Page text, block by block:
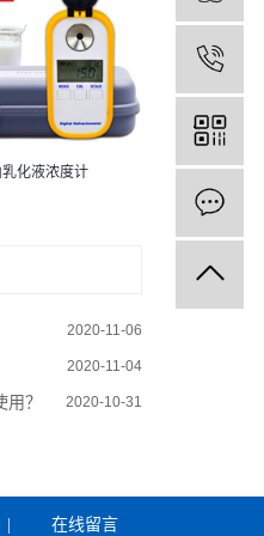
化液浓度计
2020-11-06
2020-11-04
？ 2020-10-31
| 在线留言